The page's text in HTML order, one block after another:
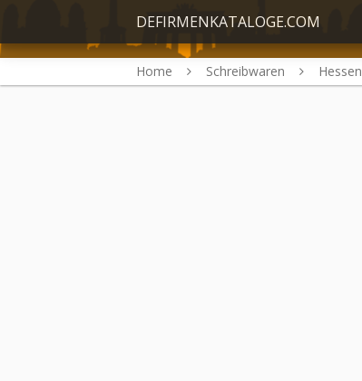
DEFIRMENKATALOGE.COM
Home Schreibwaren Hessen